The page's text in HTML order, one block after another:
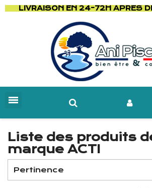
LIVRAISON EN 24-72H APRES
Liste des produits
marque ACTI
Pertinence